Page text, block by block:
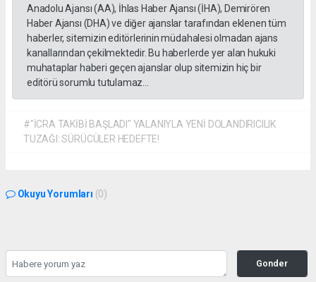
Anadolu Ajansı (AA), İhlas Haber Ajansı (İHA), Demirören
Haber Ajansı (DHA) ve diğer ajanslar tarafından eklenen tüm
haberler, sitemizin editörlerinin müdahalesi olmadan ajans
kanallarından çekilmektedir. Bu haberlerde yer alan hukuki
muhataplar haberi geçen ajanslar olup sitemizin hiç bir
editörü sorumlu tutulamaz...
#"İCRA TAKİBİ BAŞLADI" YALANIYLA YENİ DOLANDIRICILIK
TUZAĞI: SÜRÜCÜLER HEDEFTE!
Okuyu Yorumları (0)
Gonder